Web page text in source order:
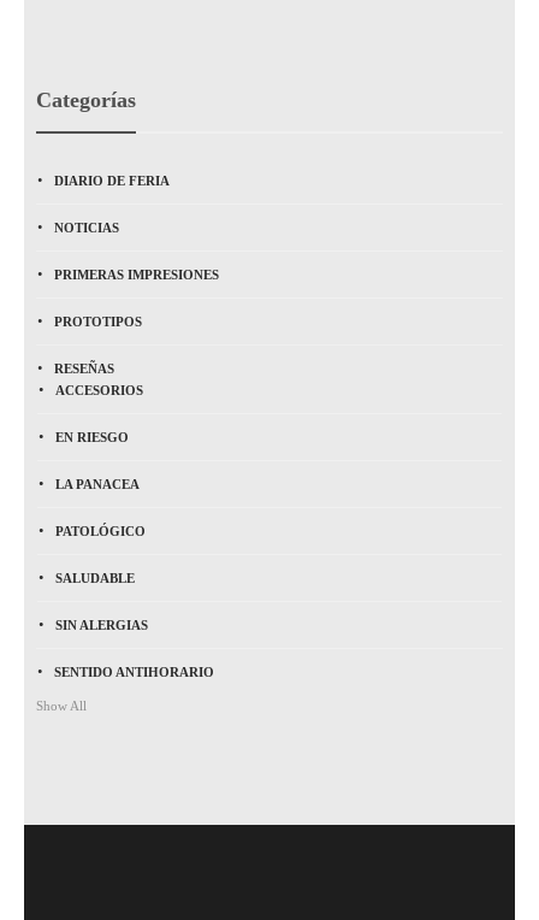
Categorías
DIARIO DE FERIA
NOTICIAS
PRIMERAS IMPRESIONES
PROTOTIPOS
RESEÑAS
ACCESORIOS
EN RIESGO
LA PANACEA
PATOLÓGICO
SALUDABLE
SIN ALERGIAS
SENTIDO ANTIHORARIO
Show All